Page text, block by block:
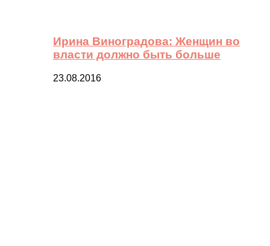
Ирина Виноградова: Женщин во
власти должно быть больше
23.08.2016